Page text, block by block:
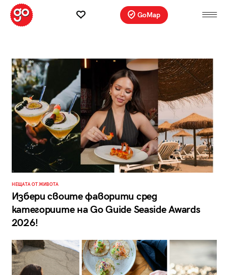
GoMap
НЕЩАТА ОТ ЖИВОТА
Избери своите фаворити сред
категориите на Go Guide Seaside Awards
2026!